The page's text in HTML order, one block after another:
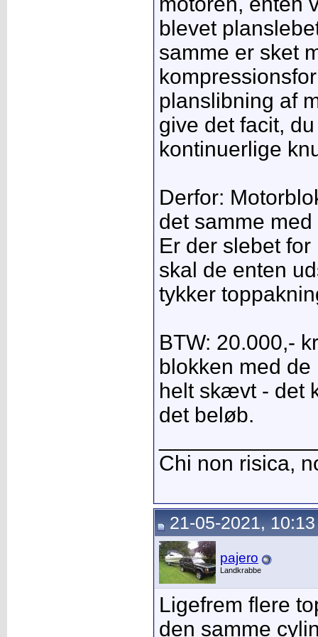
blevet
samme er sket
planslibning af
give det facit,
kontinuerlige
Derfor:
det samme
Er der slebet
skal de enten
tykker
BTW: 20.000,-
blokken med
helt skævt - det
det beløb.
Chi non risica,
21-05-2021, 10:13
pajero
Landkrabbe
Ligefrem flere
den samme